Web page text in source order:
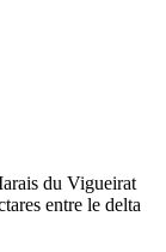
du Vigueirat
entre le delta